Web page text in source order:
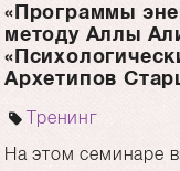
«Программы
методу Аллы
Архетипов
Тренинг
На этом семинаре